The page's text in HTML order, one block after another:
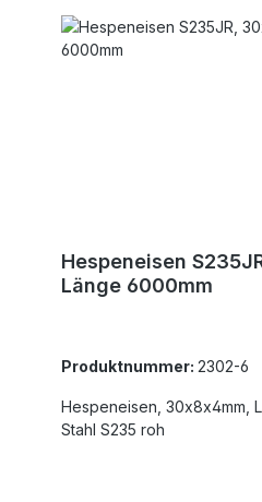
Hespeneisen
Länge 6000mm
Produktnummer: 2302-6
Hespeneisen, 30x8x4mm,
Stahl S235 roh